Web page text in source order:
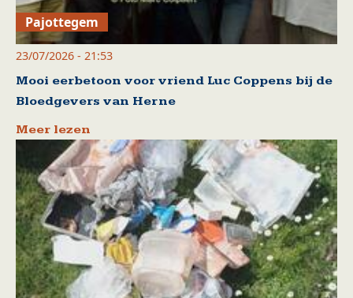
Pajottegem
23/07/2026 - 21:53
Mooi eerbetoon voor vriend Luc Coppens bij de
Bloedgevers van Herne
Meer lezen